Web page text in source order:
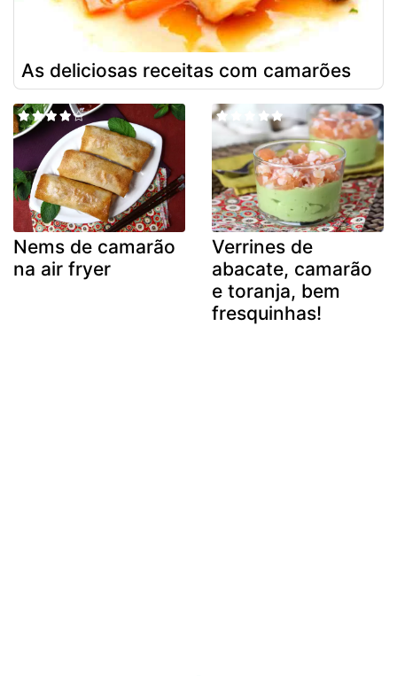
As deliciosas receitas com camarões
Nems de camarão
na air fryer
Verrines de
abacate, camarão
e toranja, bem
fresquinhas!